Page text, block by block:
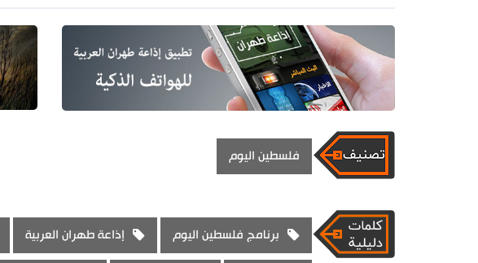
فلسطين اليوم
برنامج فلسطين اليوم إذاعة طهران العربية